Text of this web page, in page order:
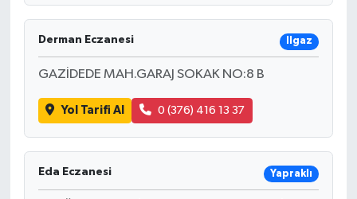
Derman Eczanesi Ilgaz
GAZİDEDE MAH.GARAJ SOKAK NO:8 B
Yol Tarifi Al 0 (376) 416 13 37
Eda Eczanesi Yapraklı